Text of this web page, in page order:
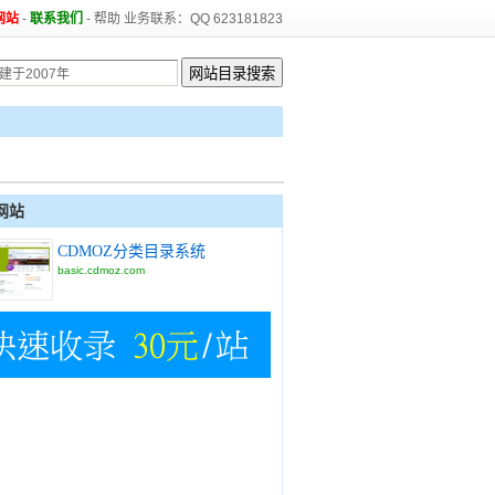
站 - 联系我们 - 帮助 业务联系：QQ 623181823
站
CDMOZ分类目录系统
basic.cdmoz.com